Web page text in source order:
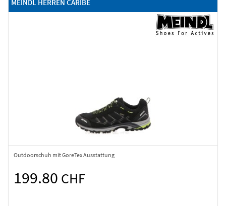
MEINDL HERREN CARIBE
Outdoorschuh mit GoreTex Ausstattung
199.80 CHF